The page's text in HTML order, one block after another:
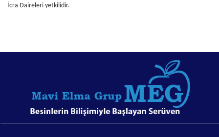
İcra Daireleri yetkilidir.